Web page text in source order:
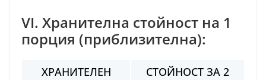
VI. Хранителна стойност на 1
порция (приблизителна):
ХРАНИТЕЛЕН
СТОЙНОСТ ЗА 2